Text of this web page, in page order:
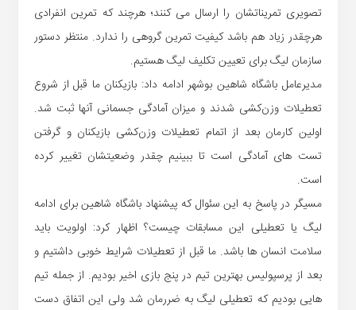
تصویری تمریناتشان را ارسال می کنند؛ هرچند که تمرین انفرادی
هرچقدر زیاد هم باشد کیفیت تمرین گروهی را ندارد. منتظر دستور
سازمان لیگ برای تعیین تکلیف لیگ هستیم.
مدیرعامل باشگاه شاهین بوشهر ادامه داد: بازیکنان ما قبل از شروع
تعطیلات وزن‌کشی شدند و میزان آمادگی جسمانی آنها ثبت شد.
اولین کارمان بعد از اتمام تعطیلات وزن‌کشی بازیکنان و گرفتن
تست های آمادگی است تا ببینیم چقدر وضعیتشان تغییر کرده
است.
مسیگر در پاسخ به این سئوال که پیشنهاد باشگاه شاهین برای ادامه
لیگ یا تعطیلی این مسابقات چیست؟ اظهار کرد: اولویت باید
سلامت انسان ها باشد. ما قبل از تعطیلات شرایط خوبی داشتیم و
بعد از پرسپولیس بهترین تیم در پنج بازی اخیر بودیم. از جمله تیم
هایی بودیم که تعطیلی لیگ به ضررمان شد ولی این اتفاق دست